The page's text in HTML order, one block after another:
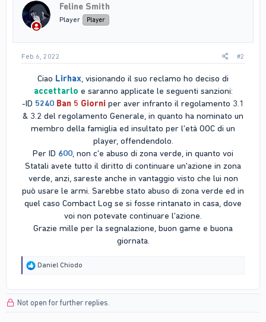
o
n
s
Feline Smith
Player Player
Feb 6, 2022 #2
Ciao Lirhax, visionando il suo reclamo ho deciso di
accettarlo e saranno applicate le seguenti sanzioni:
-ID 5240 Ban 5 Giorni per aver infranto il regolamento 3.1
& 3.2 del regolamento Generale, in quanto ha nominato un
membro della famiglia ed insultato per l'età OOC di un
player, offendendolo.
Per ID 600, non c'e abuso di zona verde, in quanto voi
Statali avete tutto il diritto di continuare un'azione in zona
verde, anzi, sareste anche in vantaggio visto che lui non
può usare le armi. Sarebbe stato abuso di zona verde ed in
quel caso Combact Log se si fosse rintanato in casa, dove
voi non potevate continuare l'azione.
Grazie mille per la segnalazione, buon game e buona
giornata.​
R
t
Daniel Chiodo
Not open for further replies.